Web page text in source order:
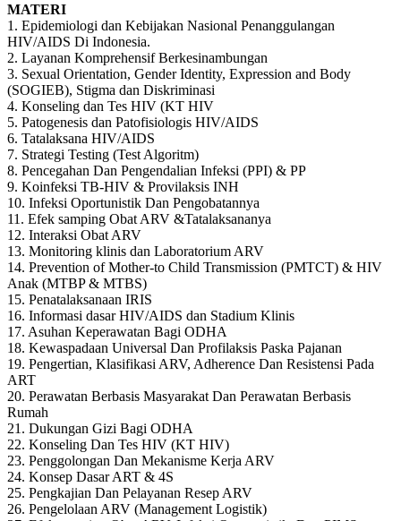
MATERI
1. Epidemiologi dan Kebijakan Nasional Penanggulangan
HIV/AIDS Di Indonesia.
2. Layanan Komprehensif Berkesinambungan
3. Sexual Orientation, Gender Identity, Expression and Body
(SOGIEB), Stigma dan Diskriminasi
4. Konseling dan Tes HIV (KT HIV
5. Patogenesis dan Patofisiologis HIV/AIDS
6. Tatalaksana HIV/AIDS
7. Strategi Testing (Test Algoritm)
8. Pencegahan Dan Pengendalian Infeksi (PPI) & PP
9. Koinfeksi TB-HIV & Provilaksis INH
10. Infeksi Oportunistik Dan Pengobatannya
11. Efek samping Obat ARV &Tatalaksananya
12. Interaksi Obat ARV
13. Monitoring klinis dan Laboratorium ARV
14. Prevention of Mother-to Child Transmission (PMTCT) & HIV
Anak (MTBP & MTBS)
15. Penatalaksanaan IRIS
16. Informasi dasar HIV/AIDS dan Stadium Klinis
17. Asuhan Keperawatan Bagi ODHA
18. Kewaspadaan Universal Dan Profilaksis Paska Pajanan
19. Pengertian, Klasifikasi ARV, Adherence Dan Resistensi Pada
ART
20. Perawatan Berbasis Masyarakat Dan Perawatan Berbasis
Rumah
21. Dukungan Gizi Bagi ODHA
22. Konseling Dan Tes HIV (KT HIV)
23. Penggolongan Dan Mekanisme Kerja ARV
24. Konsep Dasar ART & 4S
25. Pengkajian Dan Pelayanan Resep ARV
26. Pengelolaan ARV (Management Logistik)